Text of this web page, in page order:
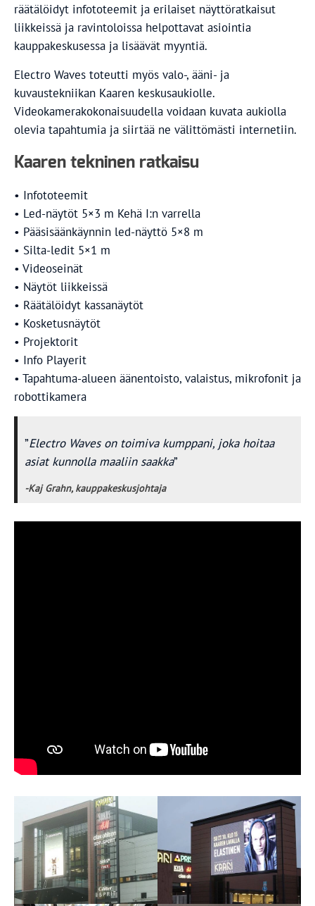
räätälöidyt infototeemit ja erilaiset näyttöratkaisut
liikkeissä ja ravintoloissa helpottavat asiointia
kauppakeskusessa ja lisäävät myyntiä.
Electro Waves toteutti myös valo-, ääni- ja
kuvaustekniikan Kaaren keskusaukiolle.
Videokamerakokonaisuudella voidaan kuvata aukiolla
olevia tapahtumia ja siirtää ne välittömästi internetiin.
Kaaren tekninen ratkaisu
• Infototeemit
• Led-näytöt 5×3 m Kehä I:n varrella
• Pääsisäänkäynnin led-näyttö 5×8 m
• Silta-ledit 5×1 m
• Videoseinät
• Näytöt liikkeissä
• Räätälöidyt kassanäytöt
• Kosketusnäytöt
• Projektorit
• Info Playerit
• Tapahtuma-alueen äänentoisto, valaistus, mikrofonit ja
robottikamera
”Electro Waves on toimiva kumppani, joka hoitaa
asiat kunnolla maaliin saakka”
-Kaj Grahn, kauppakeskusjohtaja